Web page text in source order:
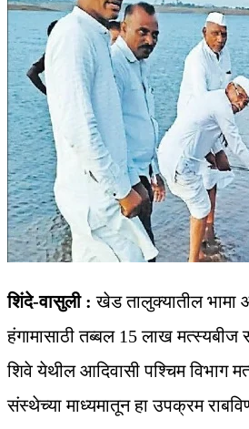
शिंदे-वासुली :खेड तालुक्यातील
हंगामासाठी तब्बल 15 लाख
शिवे येथील आदिवासी पश्चिम विभाग
संस्थेच्या माध्यमातून हा उपक्रम